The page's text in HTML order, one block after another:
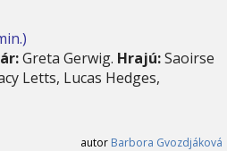
Greta Gerwig. Hrajú:Saoirse
Letts, Lucas Hedges,
autor Barbora Gvozdjáková